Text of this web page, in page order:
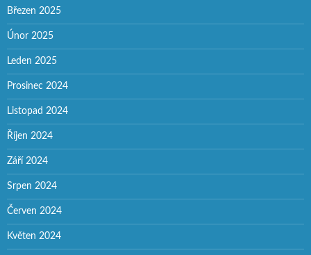
Březen 2025
Únor 2025
Leden 2025
Prosinec 2024
Listopad 2024
Říjen 2024
Září 2024
Srpen 2024
Červen 2024
Květen 2024